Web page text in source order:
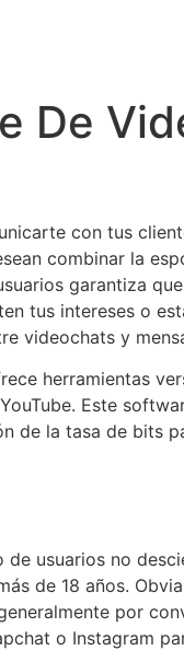
De
con tus
combinar la
garantiza
tus intereses o
videochats y
herramientas
Este
de la tasa de bits
usuarios no
de 18 años.
por
o Instagram